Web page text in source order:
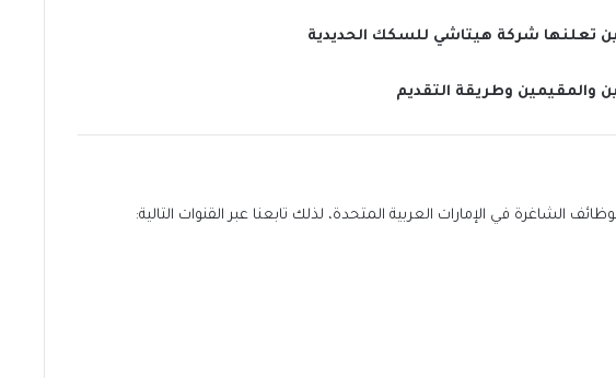
تعلنها شركة هيتاشي للسكك الحديدية
والمقيمين وطريقة التقديم
الشاغرة في الإمارات العربية المتحدة، لذلك تابعنا عبر القنوات التالية: